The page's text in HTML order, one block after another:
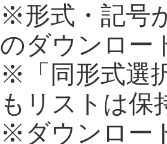
※形式・記号
のダウンロー
※「同形式選
もリストは保
※ダウンロー